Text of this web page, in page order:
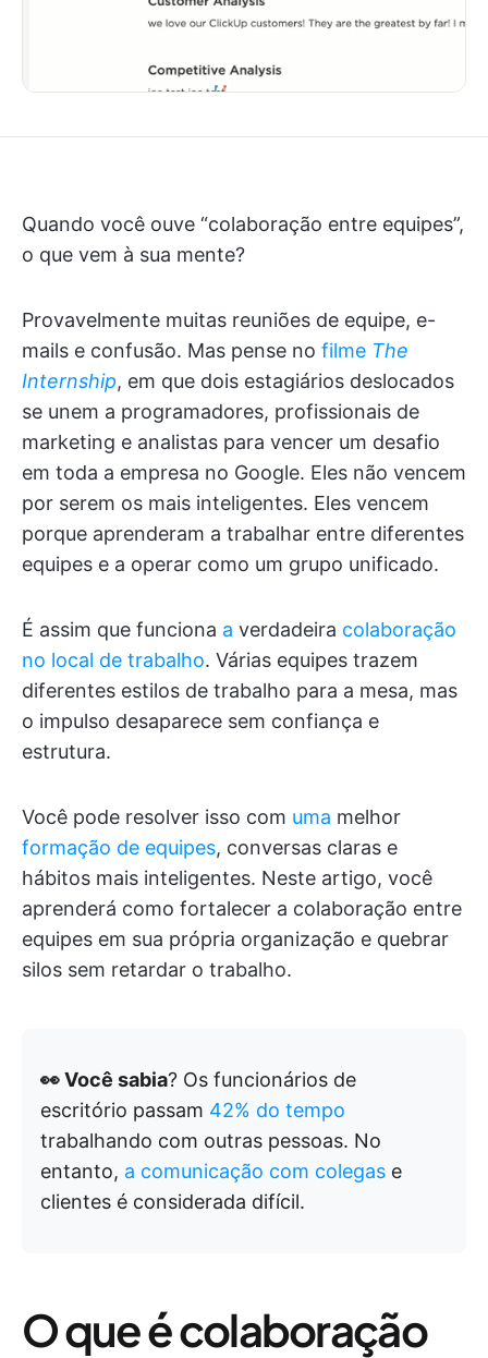
Quando você ouve “colaboração entre equipes”,
o que vem à sua mente?
Provavelmente muitas reuniões de equipe, e-
mails e confusão. Mas pense no filme The
Internship, em que dois estagiários deslocados
se unem a programadores, profissionais de
marketing e analistas para vencer um desafio
em toda a empresa no Google. Eles não vencem
por serem os mais inteligentes. Eles vencem
porque aprenderam a trabalhar entre diferentes
equipes e a operar como um grupo unificado.
É assim que funciona a verdadeira colaboração
no local de trabalho. Várias equipes trazem
diferentes estilos de trabalho para a mesa, mas
o impulso desaparece sem confiança e
estrutura.
Você pode resolver isso com uma melhor
formação de equipes, conversas claras e
hábitos mais inteligentes. Neste artigo, você
aprenderá como fortalecer a colaboração entre
equipes em sua própria organização e quebrar
silos sem retardar o trabalho.
👀 Você sabia? Os funcionários de
escritório passam 42% do tempo
trabalhando com outras pessoas. No
entanto, a comunicação com colegas e
clientes é considerada difícil.
O que é colaboração